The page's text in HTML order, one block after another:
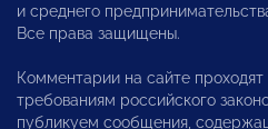
и среднего
Все права защищены.
Комментарии на сайте
требованиям российского
публикуем сообщения,